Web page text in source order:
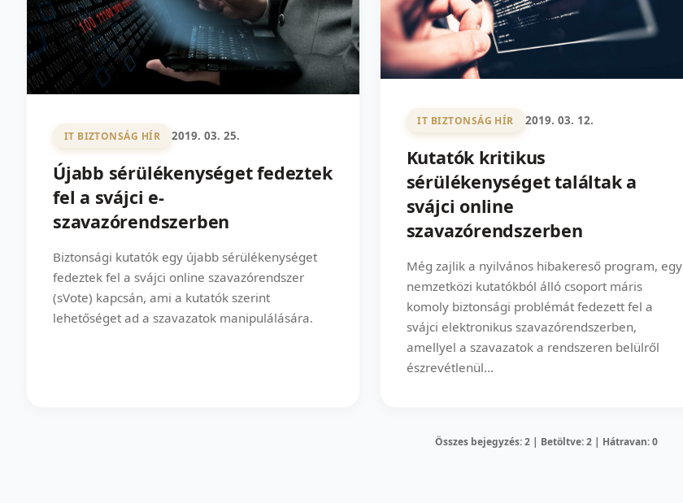
IT BIZTONSÁG HÍR 2019. 03. 25.
Újabb sérülékenységet fedeztek
fel a svájci e-
szavazórendszerben
Biztonsági kutatók egy újabb sérülékenységet
fedeztek fel a svájci online szavazórendszer
(sVote) kapcsán, ami a kutatók szerint
lehetőséget ad a szavazatok manipulálására.
IT BIZTONSÁG HÍR 2019. 03. 12.
Kutatók kritikus
sérülékenységet találtak a
svájci online
szavazórendszerben
Még zajlik a nyilvános hibakereső program, egy
nemzetközi kutatókból álló csoport máris
komoly biztonsági problémát fedezett fel a
svájci elektronikus szavazórendszerben,
amellyel a szavazatok a rendszeren belülről
észrevétlenül...
Összes bejegyzés: 2 | Betöltve: 2 | Hátravan: 0